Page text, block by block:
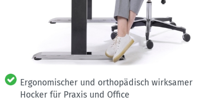
Ergonomischer und orthopädisch wirksamer
Hocker für Praxis und Office